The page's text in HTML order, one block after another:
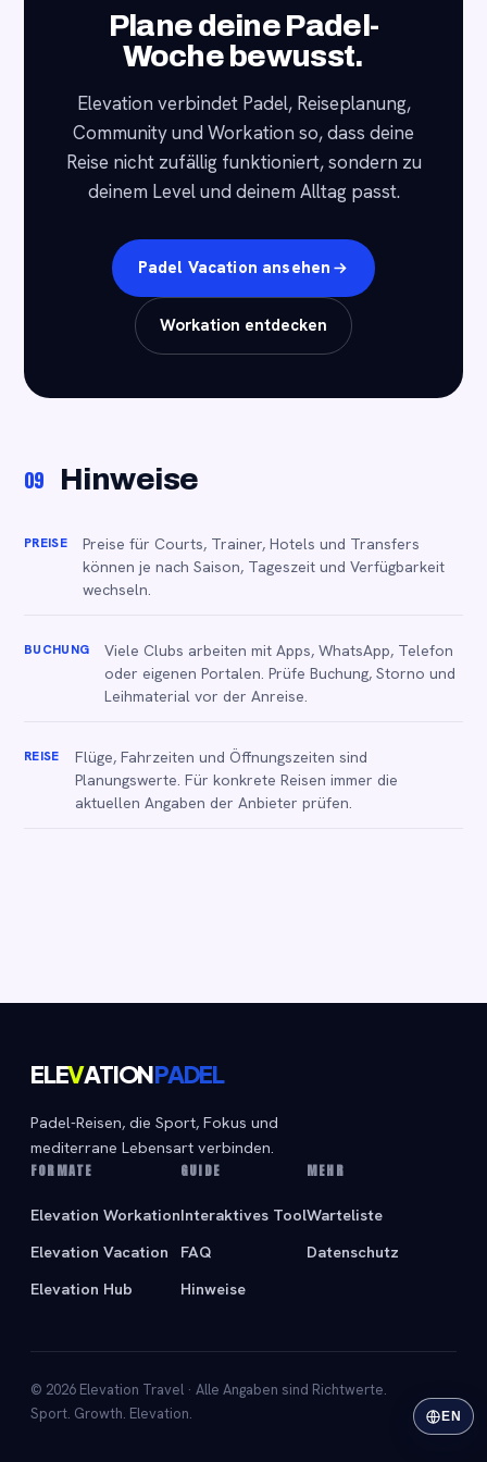
Plane deine Padel-
Woche bewusst.
Elevation verbindet Padel, Reiseplanung,
Community und Workation so, dass deine
Reise nicht zufällig funktioniert, sondern zu
deinem Level und deinem Alltag passt.
Padel Vacation ansehen
Workation entdecken
09 Hinweise
PREISE
Preise für Courts, Trainer, Hotels und Transfers
können je nach Saison, Tageszeit und Verfügbarkeit
wechseln.
BUCHUNG
Viele Clubs arbeiten mit Apps, WhatsApp, Telefon
oder eigenen Portalen. Prüfe Buchung, Storno und
Leihmaterial vor der Anreise.
REISE
Flüge, Fahrzeiten und Öffnungszeiten sind
Planungswerte. Für konkrete Reisen immer die
aktuellen Angaben der Anbieter prüfen.
ELEVATIONPADEL
Padel-Reisen, die Sport, Fokus und
mediterrane Lebensart verbinden.
FORMATE
Elevation Workation
Elevation Vacation
Elevation Hub
GUIDE
Interaktives Tool
FAQ
Hinweise
MEHR
Warteliste
Datenschutz
© 2026 Elevation Travel · Alle Angaben sind Richtwerte.
Sport. Growth. Elevation.
EN